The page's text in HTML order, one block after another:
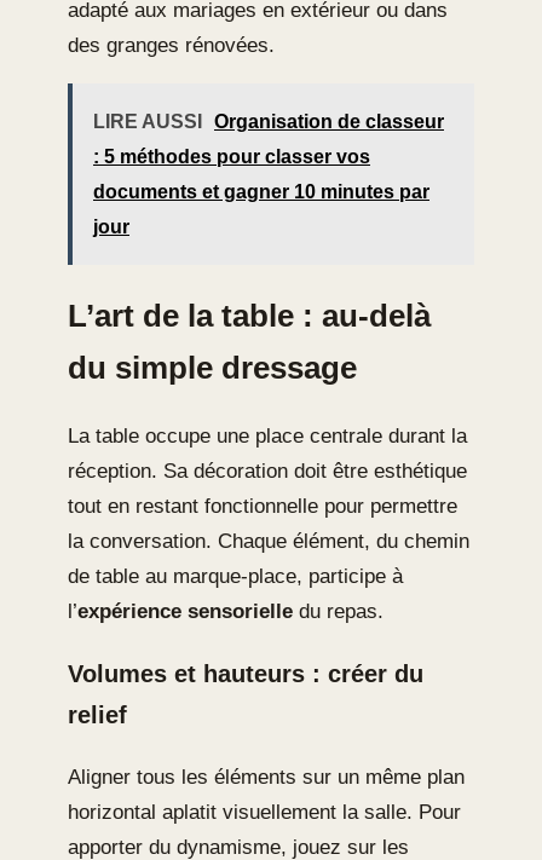
adapté aux mariages en extérieur ou dans
des granges rénovées.
LIRE AUSSI
Organisation de classeur
: 5 méthodes pour classer vos
documents et gagner 10 minutes par
jour
L’art de la table : au-delà
du simple dressage
La table occupe une place centrale durant la
réception. Sa décoration doit être esthétique
tout en restant fonctionnelle pour permettre
la conversation. Chaque élément, du chemin
de table au marque-place, participe à
l’expérience sensorielle du repas.
Volumes et hauteurs : créer du
relief
Aligner tous les éléments sur un même plan
horizontal aplatit visuellement la salle. Pour
apporter du dynamisme, jouez sur les